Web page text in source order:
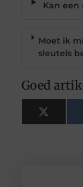
Kan een
Moet ik
sleutels
Goed
X